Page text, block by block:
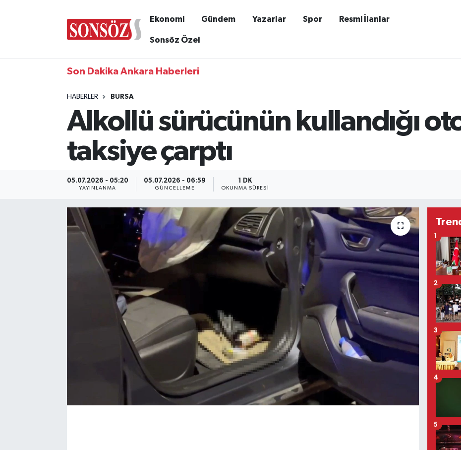
Ekonomi Gündem Yazarlar Spor Resmi İlanlar
Sonsöz Özel
Son Dakika Ankara Haberleri
HABERLER BURSA
Alkollü sürücünün kullandığı
taksiye çarptı
05.07.2026 - 05:20
YAYINLANMA
05.07.2026 - 06:59
GÜNCELLEME
1 DK
OKUNMA SÜRESI
1
2
3
4
5